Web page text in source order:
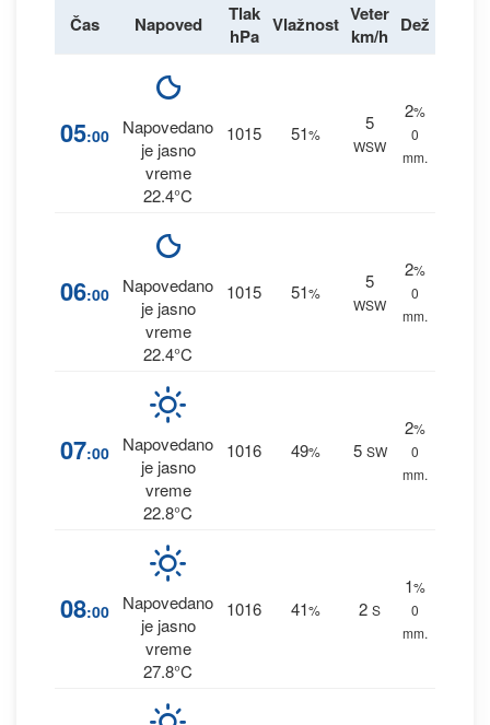
Čas Napoved
Tlak
hPa Vlažnost Veter
km/h Dež
05:00
Napovedano
je jasno
vreme
22.4°C
1015 51%
5
WSW
2%
0
mm.
06:00
Napovedano
je jasno
vreme
22.4°C
1015 51%
5
WSW
2%
0
mm.
07:00
Napovedano
je jasno
vreme
22.8°C
1016 49% 5 SW
2%
0
mm.
08:00
Napovedano
je jasno
vreme
27.8°C
1016 41% 2 S
1%
0
mm.